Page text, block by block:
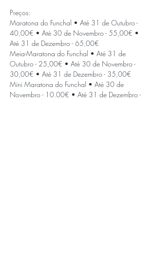
Preços:
Maratona do Funchal • Até 31 de Outubro -
40,00€ • Até 30 de Novembro - 55,00€ •
Até 31 de Dezembro - 65,00€
Meia-Maratona do Funchal • Até 31 de
Outubro - 25,00€ • Até 30 de Novembro -
30,00€ • Até 31 de Dezembro - 35,00€
Mini Maratona do Funchal • Até 30 de
Novembro - 10,00€ • Até 31 de Dezembro -